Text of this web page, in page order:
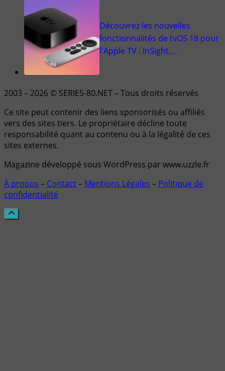
Découvrez les nouvelles
fonctionnalités de tvOS 18 pour
l'Apple TV : InSight,…
2003 – 2026 © SERIES-80.NET – Tous droits réservés
Ce site peut contenir des liens sponsorisés ou affiliés
vers des sites tiers. Le propriétaire décline toute
responsabilité quant au contenu ou à la légalité de ces
sites externes.
Magazine développé sous WordPress par www.uzzle.fr
À propos – Contact– Mentions Légales – Politique de
confidentialité